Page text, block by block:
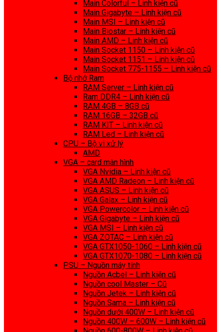
Main Colorful – Linh kiện cũ
Main Gigabyte – Linh kiện cũ
Main MSI – Linh kiện cũ
Main Biostar – Linh kiện cũ
Main AMD – Linh kiện cũ
Main Socket 1150 – Linh kiện cũ
Main Socket 1151 – Linh kiện cũ
Main Socket 775-1155 – Linh kiện cũ
Bộ nhớ Ram
RAM Server – Linh kiện cũ
Ram DDR4 – Linh kiện cũ
RAM 4GB – 8GB cũ
RAM 16GB – 32GB cũ
RAM KIT – Linh kiện cũ
RAM Led – Linh kiện cũ
CPU – Bộ vi xử lý
AMD
VGA – card màn hình
VGA Nvidia – Linh kiện cũ
VGA AMD Radeon – Linh kiện cũ
VGA ASUS – Linh kiện cũ
VGA Galax – Linh kiện cũ
VGA Powercolor – Linh kiện cũ
VGA Gigabyte – Linh kiện cũ
VGA MSI – Linh kiện cũ
VGA ZOTAC – Linh kiện cũ
VGA GTX1050-1060 – Linh kiện cũ
VGA GTX1070-1080 – Linh kiện cũ
PSU – Nguồn máy tính
Nguồn Acbel – Linh kiện cũ
Nguồn cool Master – Cũ
Nguồn Jetek – Linh kiện cũ
Nguồn Sama – Linh kiện cũ
Nguồn dưới 400W – Linh kiện cũ
Nguồn 400W – 600W – Linh kiện cũ